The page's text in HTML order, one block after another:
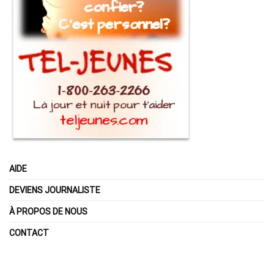
AIDE
DEVIENS JOURNALISTE
À PROPOS DE NOUS
CONTACT